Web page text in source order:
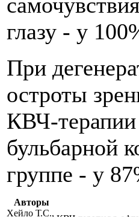
глазу - у
При
остроты
КВЧ-
бульбарной
группе - у
Авторы
Хейло Т.С.,